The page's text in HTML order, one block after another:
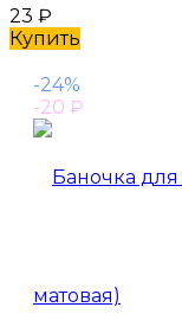
23 ₽
Купить
-24%
-20 ₽